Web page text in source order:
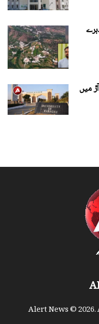
میں
Alert News ©